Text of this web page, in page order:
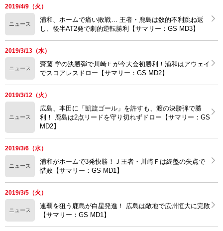
2019/4/9（火）
ニュース
浦和、ホームで痛い敗戦… 王者・鹿島は数的不利跳ね返
し、後半AT2発で劇的逆転勝利【サマリー：GS MD3】
2019/3/13（水）
ニュース
齋藤 学の決勝弾で川崎Ｆが今大会初勝利！浦和はアウェイ
でスコアレスドロー【サマリー：GS MD2】
2019/3/12（火）
ニュース
広島、本田に「凱旋ゴール」を許すも、渡の決勝弾で勝
利！ 鹿島は2点リードを守り切れずドロー【サマリー：GS
MD2】
2019/3/6（水）
ニュース
浦和がホームで3発快勝！Ｊ王者・川崎Ｆは終盤の失点で
惜敗【サマリー：GS MD1】
2019/3/5（火）
ニュース
連覇を狙う鹿島が白星発進！ 広島は敵地で広州恒大に完敗
【サマリー：GS MD1】